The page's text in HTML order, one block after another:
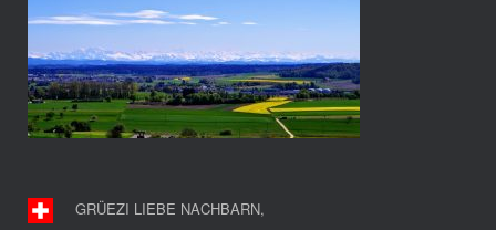
GRÜEZI LIEBE NACHBARN,